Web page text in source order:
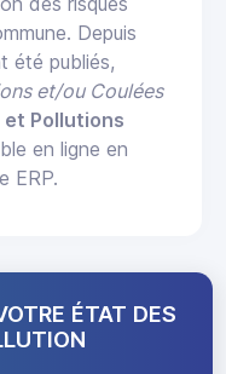
Depuis
été publiés,
et/ou Coulées
et Pollutions
en ligne en
ERP.
ÉTAT DES